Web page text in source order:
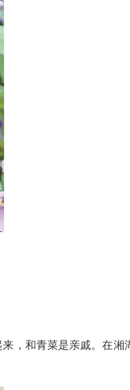
，和青菜是亲戚。在湘